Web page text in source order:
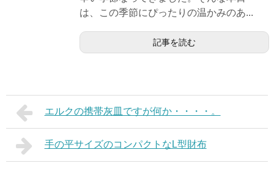
は、この季節にぴったりの温かみのあ...
記事を読む
エルクの携帯灰皿ですが何か・・・・。
手の平サイズのコンパクトなL型財布